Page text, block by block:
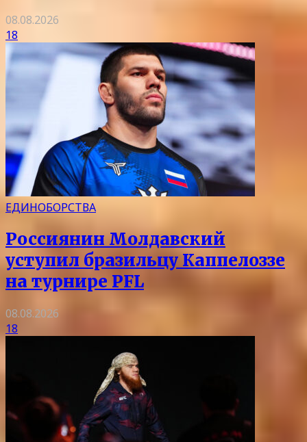
08.08.2026
18
ЕДИНОБОРСТВА
Россиянин Молдавский
уступил бразильцу Каппелоззе
на турнире PFL
08.08.2026
18